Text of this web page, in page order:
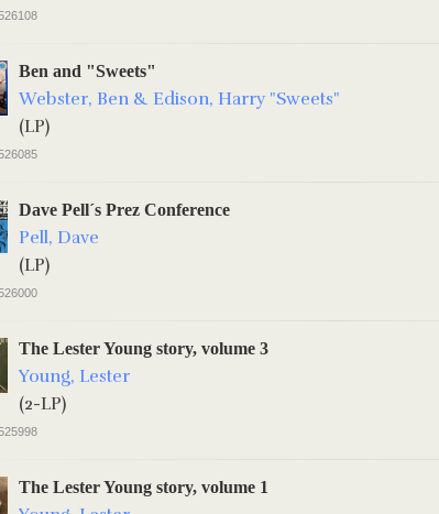
Ben and "Sweets"
Webster, Ben & Edison, Harry "Sweets"
(LP)
Dave Pell´s Prez Conference
Pell, Dave
(LP)
The Lester Young story, volume 3
Young, Lester
(2-LP)
The Lester Young story, volume 1